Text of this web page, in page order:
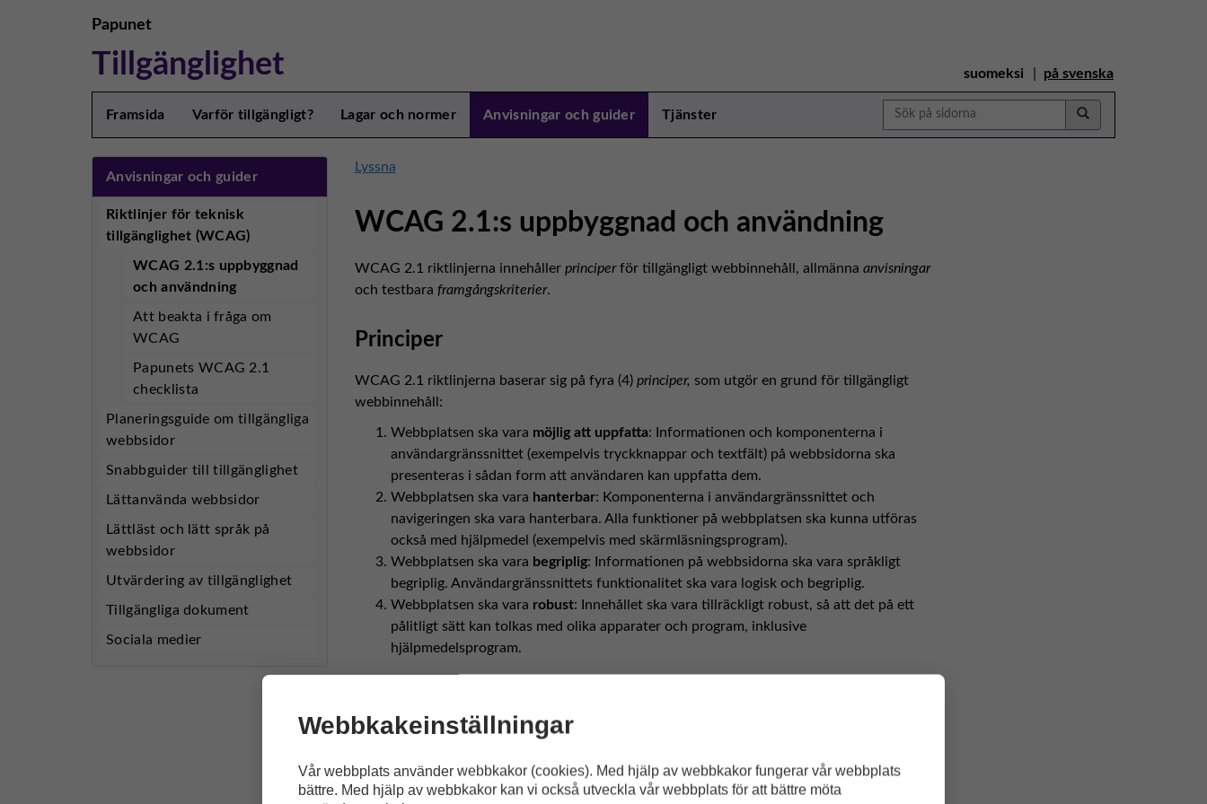
Papunet
Tillgänglighet suomeksi på svenska
Framsida Varför tillgängligt? Lagar och normer Anvisningar och guider Tjänster
Sök
på
Anvisningar och guider
Riktlinjer för teknisk
tillgänglighet (WCAG)
WCAG 2.1:s uppbyggnad
och användning
Att beakta i fråga om
WCAG
Papunets WCAG 2.1
checklista
Planeringsguide om tillgängliga
webbsidor
Snabbguider till tillgänglighet
Lättanvända webbsidor
Lättläst och lätt språk på
webbsidor
Utvärdering av tillgänglighet
Tillgängliga dokument
Sociala medier
Lyssna
WCAG 2.1:s uppbyggnad och användning
WCAG 2.1 riktlinjerna innehåller principerför tillgängligt webbinnehåll, allmänna anvisningar
och testbara framgångskriterier.
Principer
WCAG 2.1 riktlinjerna baserar sig på fyra (4) principer, som utgör en grund för tillgängligt
webbinnehåll:
Webbplatsen ska vara möjlig att uppfatta: Informationen och komponenterna i
användargränssnittet (exempelvis tryckknappar och textfält) på webbsidorna ska
presenteras i sådan form att användaren kan uppfatta dem.
Webbplatsen ska vara hanterbar: Komponenterna i användargränssnittet och
navigeringen ska vara hanterbara. Alla funktioner på webbplatsen ska kunna utföras
också med hjälpmedel (exempelvis med skärmläsningsprogram).
Webbplatsen ska vara begriplig: Informationen på webbsidorna ska vara språkligt
begriplig. Användargränssnittets funktionalitet ska vara logisk och begriplig.
Webbplatsen ska vara robust: Innehållet ska vara tillräckligt robust, så att det på ett
pålitligt sätt kan tolkas med olika apparater och program, inklusive
hjälpmedelsprogram.
WCAG 2.1 riktlinjerna innehåller sammanlagt tretton (13)
garantera tillgänglighet.
Webbkakeinställningar
Vår webbplats använder webbkakor (cookies). Med hjälp av webbkakor fungerar vår webbplats
bättre. Med hjälp av webbkakor kan vi också utveckla vår webbplats för att bättre möta